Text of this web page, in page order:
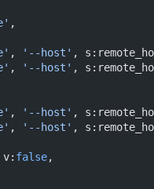
,
, '--host' ,
, '--host' ,
, '--host' ,
, '--host' ,
false,